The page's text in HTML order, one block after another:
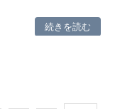
続きを読む